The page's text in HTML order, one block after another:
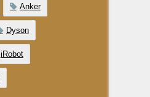
Anker
Dyson
iRobot